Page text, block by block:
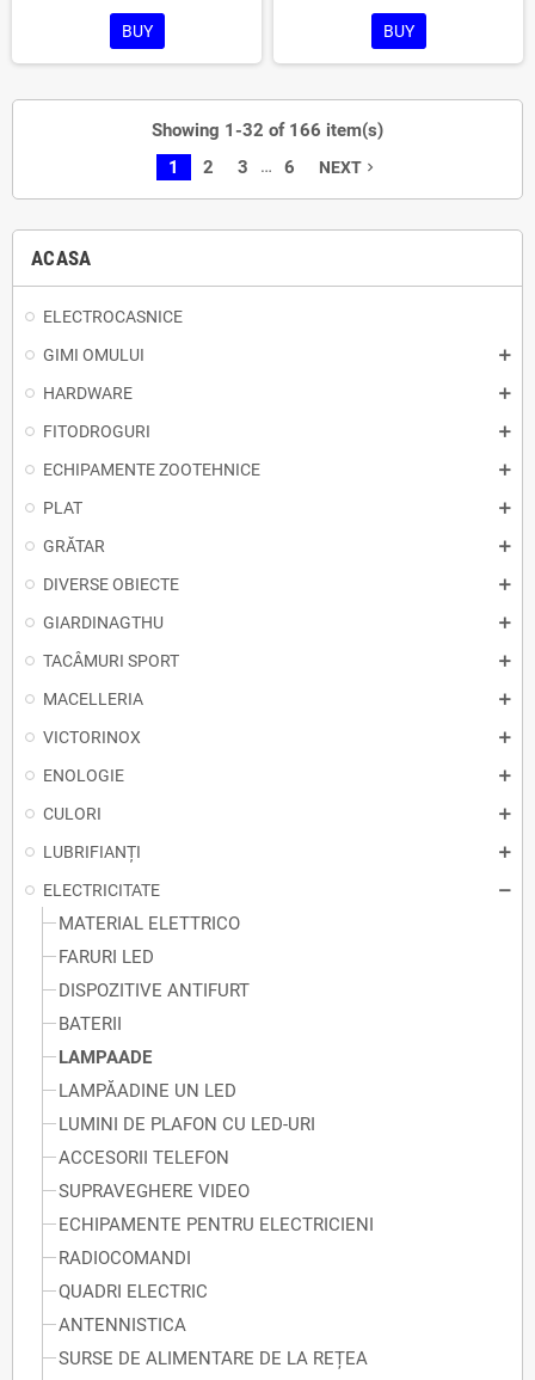
ACASA
ELECTROCASNICE
GIMI OMULUI
HARDWARE
FITODROGURI
ECHIPAMENTE ZOOTEHNICE
PLAT
GRĂTAR
DIVERSE OBIECTE
GIARDINAGTHU
TACÂMURI SPORT
MACELLERIA
VICTORINOX
ENOLOGIE
CULORI
LUBRIFIANȚI
ELECTRICITATE
MATERIAL ELETTRICO
FARURI LED
DISPOZITIVE ANTIFURT
BATERII
LAMPAADE
LAMPĂADINE UN LED
LUMINI DE PLAFON CU LED-URI
ACCESORII TELEFON
SUPRAVEGHERE VIDEO
ECHIPAMENTE PENTRU ELECTRICIENI
RADIOCOMANDI
QUADRI ELECTRIC
ANTENNISTICA
SURSE DE ALIMENTARE DE LA REȚEA
BUY BUY
Showing 1-32 of 166 item(s)
1
2 3 … 6 NEXT navigate_next